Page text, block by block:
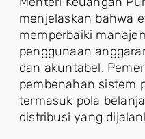
menjelaskan bahwa
memperbaiki
penggunaan
dan akuntabel.
pembenahan sistem
termasuk pola
distribusi yang